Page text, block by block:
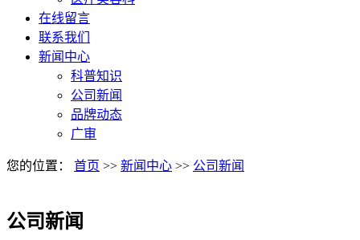
在线留言
联系我们
新闻中心
科普知识
公司新闻
品牌动态
广审
您的位置： 首页 >> 新闻中心 >> 公司新闻
公司新闻